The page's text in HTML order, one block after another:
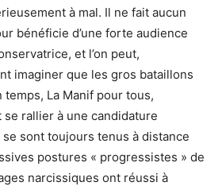
à mal. Il ne fait aucun
bénéficie d’une forte audience
et l’on peut,
imaginer que les gros bataillons
La Manif pour tous,
rallier à une candidature
se sont toujours tenus à distance
postures « progressistes » de
narcissiques ont réussi à